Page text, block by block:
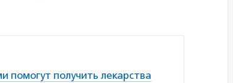
получить лекарства